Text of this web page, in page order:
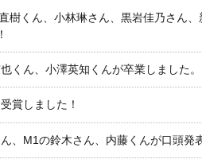
樹くん、小林琳さん、黒岩佳乃さん
くん、小澤英知くんが卒業しました
賞しました！
、M1の鈴木さん、内藤くんが口頭発